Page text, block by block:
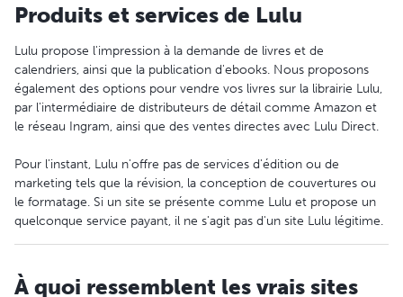
Produits et services de Lulu
Lulu propose l'impression à la demande de livres et de
calendriers, ainsi que la publication d'ebooks. Nous proposons
également des options pour vendre vos livres sur la librairie Lulu,
par l'intermédiaire de distributeurs de détail comme Amazon et
le réseau Ingram, ainsi que des ventes directes avec Lulu Direct.
Pour l'instant, Lulu n'offre pas de services d'édition ou de
marketing tels que la révision, la conception de couvertures ou
le formatage. Si un site se présente comme Lulu et propose un
quelconque service payant, il ne s'agit pas d'un site Lulu légitime.
À quoi ressemblent les vrais sites